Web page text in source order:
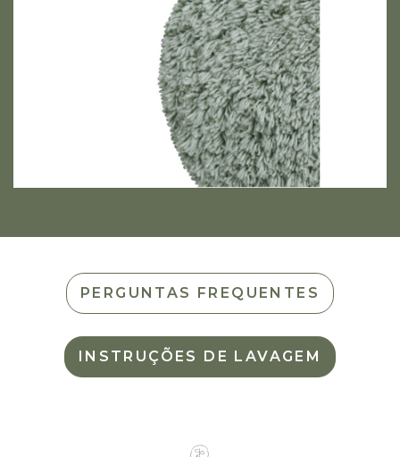
PERGUNTAS FREQUENTES
INSTRUÇÕES DE LAVAGEM